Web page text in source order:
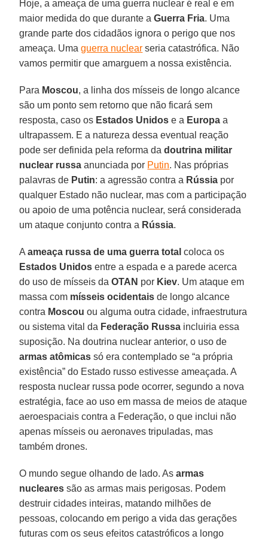
Hoje, a ameaça de uma guerra nuclear é real e em
maior medida do que durante aGuerra Fria. Uma
grande parte dos cidadãos ignora o perigo que nos
ameaça. Umaguerra nuclear seria catastrófica. Não
vamos permitir que amarguem a nossa existência.
Para Moscou, a linha dos mísseis de longo alcance
são um ponto sem retorno que não ficará sem
resposta, caso os Estados Unidos e a Europa a
ultrapassem. E a natureza dessa eventual reação
pode ser definida pela reforma dadoutrina militar
nuclear russa anunciada por Putin. Nas próprias
palavras de Putin: a agressão contra a Rússia por
qualquer Estado não nuclear, mas com a participação
ou apoio de uma potência nuclear, será considerada
um ataque conjunto contra a Rússia.
Aameaça russa de uma guerra total coloca os
Estados Unidos entre a espada e a parede acerca
do uso de mísseis daOTAN por Kiev. Um ataque em
massa com mísseis ocidentais de longo alcance
contra Moscou ou alguma outra cidade, infraestrutura
ou sistema vital da Federação Russa incluiria essa
suposição. Na doutrina nuclear anterior, o uso de
armas atômicas só era contemplado se “a própria
existência” do Estado russo estivesse ameaçada. A
resposta nuclear russa pode ocorrer, segundo a nova
estratégia, face ao uso em massa de meios de ataque
aeroespaciais contra a Federação, o que inclui não
apenas mísseis ou aeronaves tripuladas, mas
também drones.
O mundo segue olhando de lado. Asarmas
nucleares são as armas mais perigosas. Podem
destruir cidades inteiras, matando milhões de
pessoas, colocando em perigo a vida das gerações
futuras com os seus efeitos catastróficos a longo